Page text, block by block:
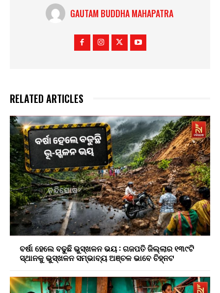
GAUTAM BUDDHA MAHAPATRA
RELATED ARTICLES
ବର୍ଷା ହେଲେ ବଢୁଛି ଭୁସ୍ଖଳନ ଭୟ : ଗଜପତି ଜିଲ୍ଲାର ୧୩୯ଟି
ସ୍ଥାନକୁ ଭୁସ୍ଖଳନ ସମ୍ଭାବ୍ୟ ଅଞ୍ଚଳ ଭାବେ ଚିହ୍ନଟ